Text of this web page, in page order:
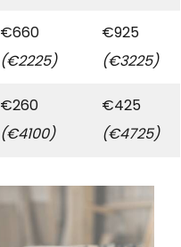
€660
(€2225)
€925
(€3225)
€260
(€4100)
€425
(€4725)